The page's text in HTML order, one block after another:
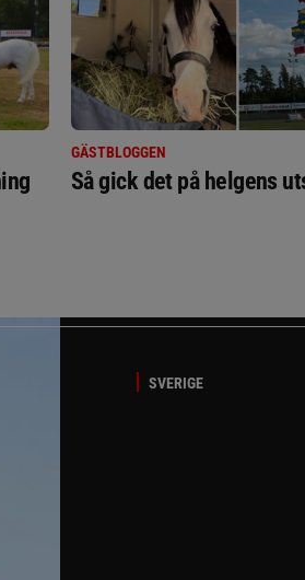
GÄSTBLOGGEN
Så gick det på helgens
SVERIGE